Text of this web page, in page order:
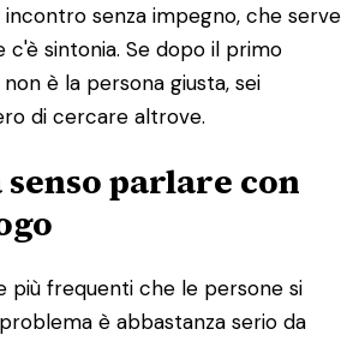
incontro senza impegno, che serve
c'è sintonia. Se dopo il primo
è la persona giusta, sei
di cercare altrove.
senso parlare con
più frequenti che le persone si
è abbastanza serio da